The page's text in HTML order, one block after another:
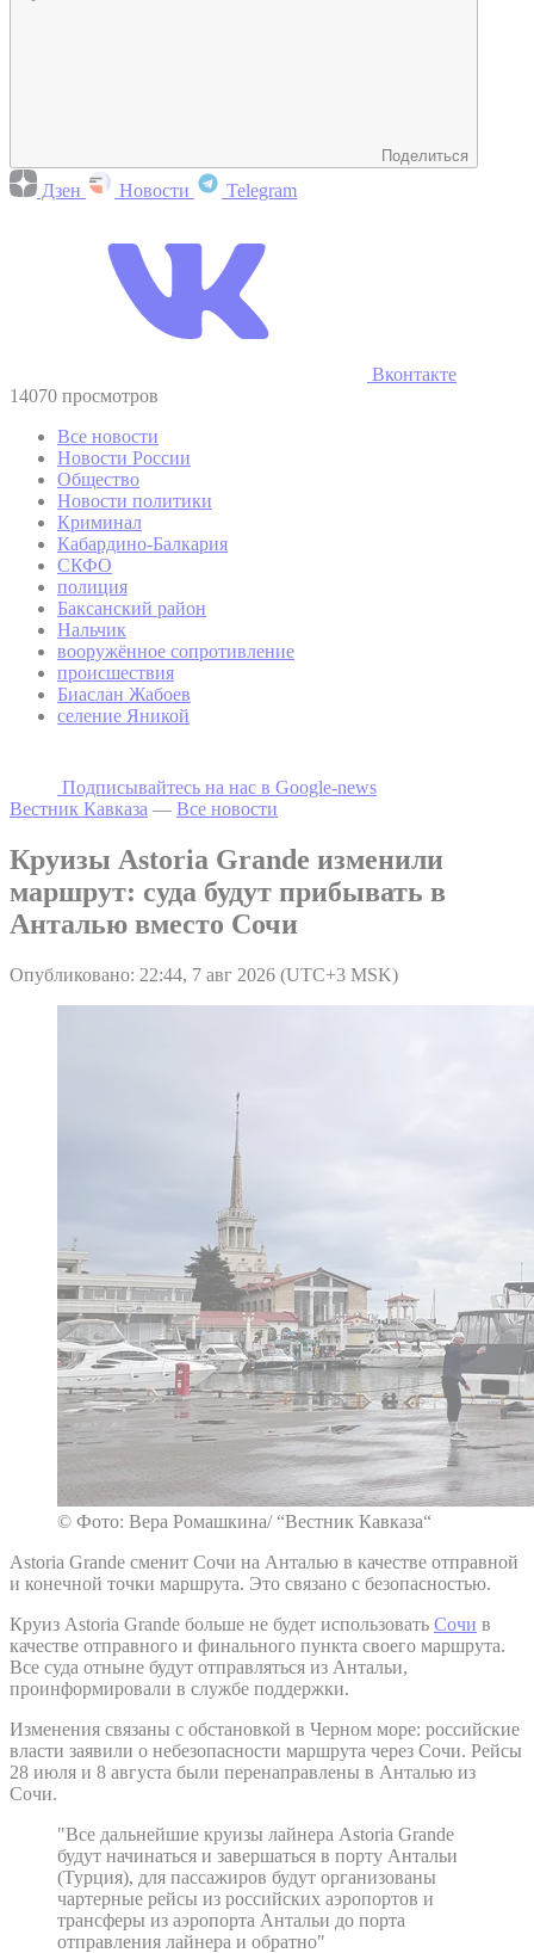
Поделиться
Дзен Новости Telegram
Вконтакте
14070 просмотров
Все новости
Новости России
Общество
Новости политики
Криминал
Кабардино-Балкария
СКФО
полиция
Баксанский район
Нальчик
вооружённое сопротивление
происшествия
Биаслан Жабоев
селение Яникой
Подписывайтесь на наc в Google-news
Вестник Кавказа — Все новости
Круизы Astoria Grande изменили
маршрут: суда будут прибывать в
Анталью вместо Сочи
Опубликовано: 22:44, 7 авг 2026 (UTC+3 MSK)
© Фото: Вера Ромашкина/ “Вестник Кавказа“
Astoria Grande сменит Сочи на Анталью в качестве отправной
и конечной точки маршрута. Это связано с безопасностью.
Круиз Astoria Grande больше не будет использовать Сочи в
качестве отправного и финального пункта своего маршрута.
Все суда отныне будут отправляться из Антальи,
проинформировали в службе поддержки.
Изменения связаны с обстановкой в Черном море: российские
власти заявили о небезопасности маршрута через Сочи. Рейсы
28 июля и 8 августа были перенаправлены в Анталью из
Сочи.
"Все дальнейшие круизы лайнера Astoria Grande
будут начинаться и завершаться в порту Антальи
(Турция), для пассажиров будут организованы
чартерные рейсы из российских аэропортов и
трансферы из аэропорта Антальи до порта
отправления лайнера и обратно"